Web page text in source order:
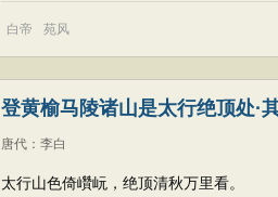
白帝 苑风
登黄榆马陵诸山是太行绝顶处·
唐代 ： 李白
太行山色倚巑岏，绝顶清秋万里看。